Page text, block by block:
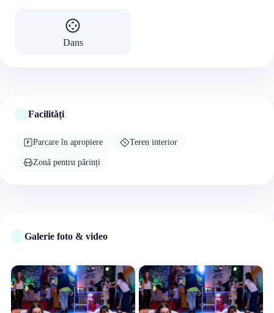
Dans
Facilități
Parcare în apropiere Teren interior
Zonă pentru părinți
Galerie foto & video